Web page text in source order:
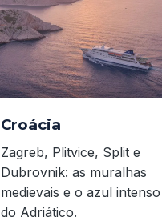
Croácia
Zagreb, Plitvice, Split e
Dubrovnik: as muralhas
medievais e o azul intenso
do Adriático.